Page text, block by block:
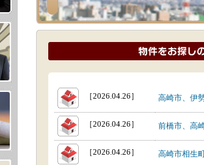
［2026.04.26］ 高崎市、伊
［2026.04.26］ 前橋市、高
［2026.04.26］ 高崎市相生